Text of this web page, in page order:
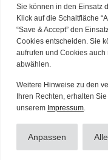
Sie können in den Einsatz
Klick auf die Schaltfläche
“Save & Accept” den
Cookies entscheiden. Sie
aufrufen und Cookies
abwählen.
Weitere Hinweise zu den
Ihren Rechten, erhalten
unserem Impressum.
Anpassen
60311 Frankfurt am
→ Anfahrtsplan
HN –
74072 Heilbronn
→ Anfahrtsplan
Datenschutzerklärung
Impressum